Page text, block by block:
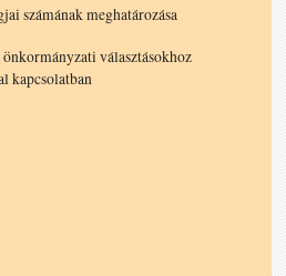
számának meghatározása
választásokhoz
kapcsolatban